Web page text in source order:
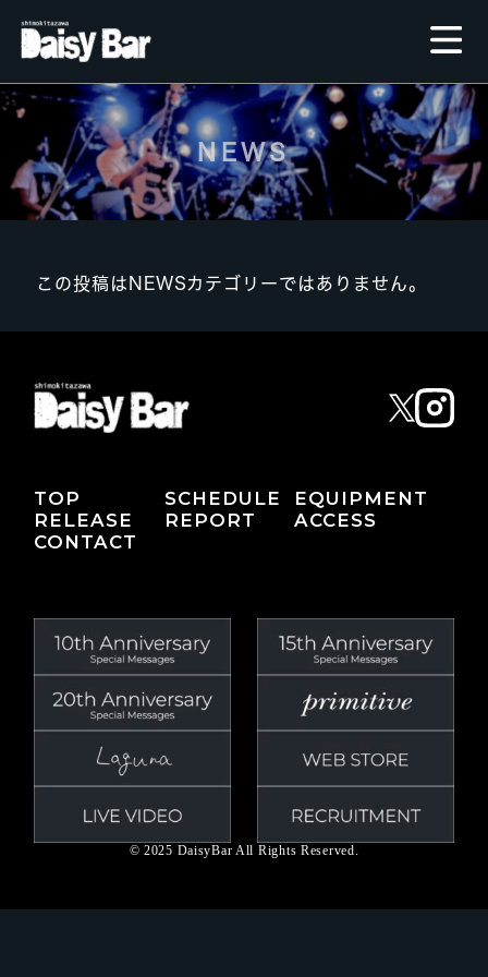
NEWS
この投稿はNEWSカテゴリーではありません。
TOP SCHEDULE
EQUIPMENT
RELEASE
REPORT
ACCESS
CONTACT
© 2025 DaisyBar All Rights Reserved.